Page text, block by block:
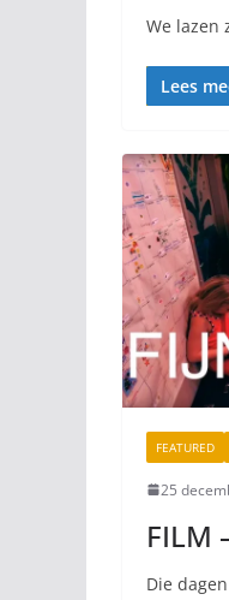
We lazen
Lees
FEATURED
25
FILM
Die